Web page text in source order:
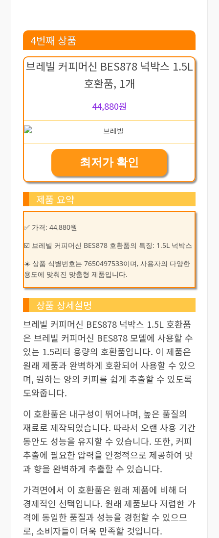
4번째 상품
브레빌 커피머신 BES878 넉박스 1.5L
호환품, 1개
44,880원
최저가 확인
제품 요약
✅ 가격: 44,880원
☑️ 브레빌 커피머신 BES878 호환품의 특징: 1.5L 넉박스
☀️ 상품 식별번호는 7650497533이며, 사용자의 다양한
용도에 맞춰진 맞춤형 제품입니다.
상품 상세설명
브레빌 커피머신 BES878 넉박스 1.5L 호환품
은 브레빌 커피머신 BES878 모델에 사용할 수
있는 1.5리터 용량의 호환품입니다. 이 제품은
원래 제품과 완벽하게 호환되어 사용할 수 있으
며, 원하는 양의 커피를 쉽게 추출할 수 있도록
도와줍니다.
이 호환품은 내구성이 뛰어나며, 높은 품질의
재료로 제작되었습니다. 따라서 오랜 사용 기간
동안도 성능을 유지할 수 있습니다. 또한, 커피
추출에 필요한 압력을 안정적으로 제공하여 맛
과 향을 완벽하게 추출할 수 있습니다.
가격면에서 이 호환품은 원래 제품에 비해 더
경제적인 선택입니다. 원래 제품보다 저렴한 가
격에 동일한 품질과 성능을 경험할 수 있으므
로, 소비자들이 더욱 만족할 것입니다.